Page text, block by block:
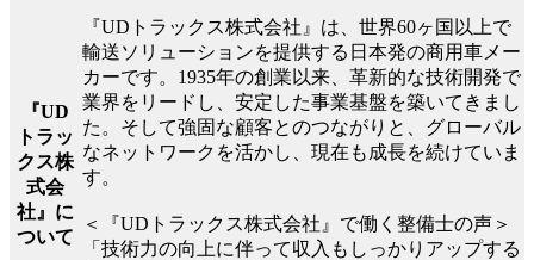
『UD
トラッ
クス株
式会
社』に
ついて
『UDトラックス株式会社』は、世界60ヶ国以上で
輸送ソリューションを提供する日本発の商用車メー
カーです。1935年の創業以来、革新的な技術開発で
業界をリードし、安定した事業基盤を築いてきまし
た。そして強固な顧客とのつながりと、グローバル
なネットワークを活かし、現在も成長を続けていま
す。
＜『UDトラックス株式会社』で働く整備士の声＞
「技術力の向上に伴って収入もしっかりアップする